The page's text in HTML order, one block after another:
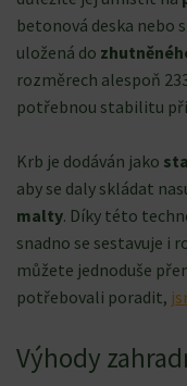
betonová deska nebo
uložená do
rozměrech alespoň
potřebnou stabilitu
Krb je dodáván jako
aby se daly skládat
malty. Díky této
snadno se sestavuje i
můžete jednoduše
potřebovali poradit,
Výhody